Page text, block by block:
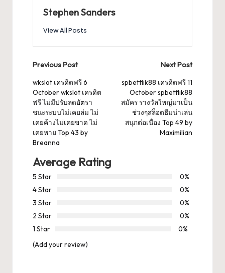
Stephen Sanders
View All Posts
Post
navigation
Previous Post
wkslot เครดิตฟรี 6
October wkslot เครดิต
ฟรี ไม่มีปรับลดอัตรา
ชนะระบบไม่เคยล่ม ไม่
เคยค้างไม่เคยขาด ไม่
เคยหาย Top 43 by
Breanna
Next Post
spbetflik88 เครดิตฟรี 11
October spbetflik88
สมัคร รางวัลใหญ่มาเป็น
ช่วงๆสล็อตธีมน่าเล่น
สนุกต่อเนื่อง Top 49 by
Maximilian
Average Rating
5 Star
0%
4 Star
0%
3 Star
0%
2 Star
0%
1 Star
0%
(Add your review)